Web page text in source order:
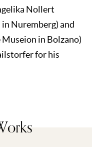
Nollert
Nuremberg) and
in Bolzano)
for his